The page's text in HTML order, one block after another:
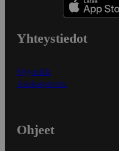
Yhteystiedot
Myymälät
Asiakaspalvelu
Ohjeet